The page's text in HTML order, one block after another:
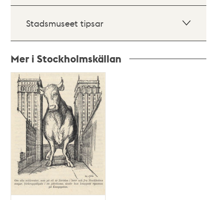
Stadsmuseet tipsar
Mer i Stockholmskällan
Relaterade
poster
och
teman